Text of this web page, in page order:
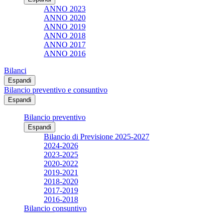
ANNO 2023
ANNO 2020
ANNO 2019
ANNO 2018
ANNO 2017
ANNO 2016
Bilanci
Espandi
Bilancio preventivo e consuntivo
Espandi
Bilancio preventivo
Espandi
Bilancio di Previsione 2025-2027
2024-2026
2023-2025
2020-2022
2019-2021
2018-2020
2017-2019
2016-2018
Bilancio consuntivo